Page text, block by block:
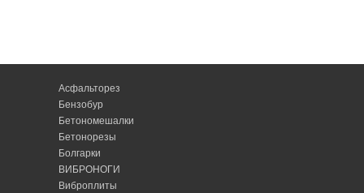
Асфальторез
Бензобур
Бетономешалки
Бетонорезы
Болгарки
ВИБРОНОГИ
Виброплиты